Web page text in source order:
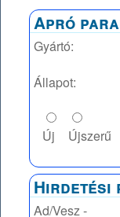
Apró
Gyártó:
Állapot:
Új Újszerű
Hirdetési
Ad/Vesz -